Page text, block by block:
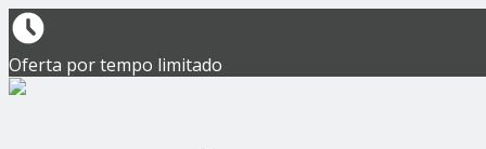
Oferta por tempo limitado